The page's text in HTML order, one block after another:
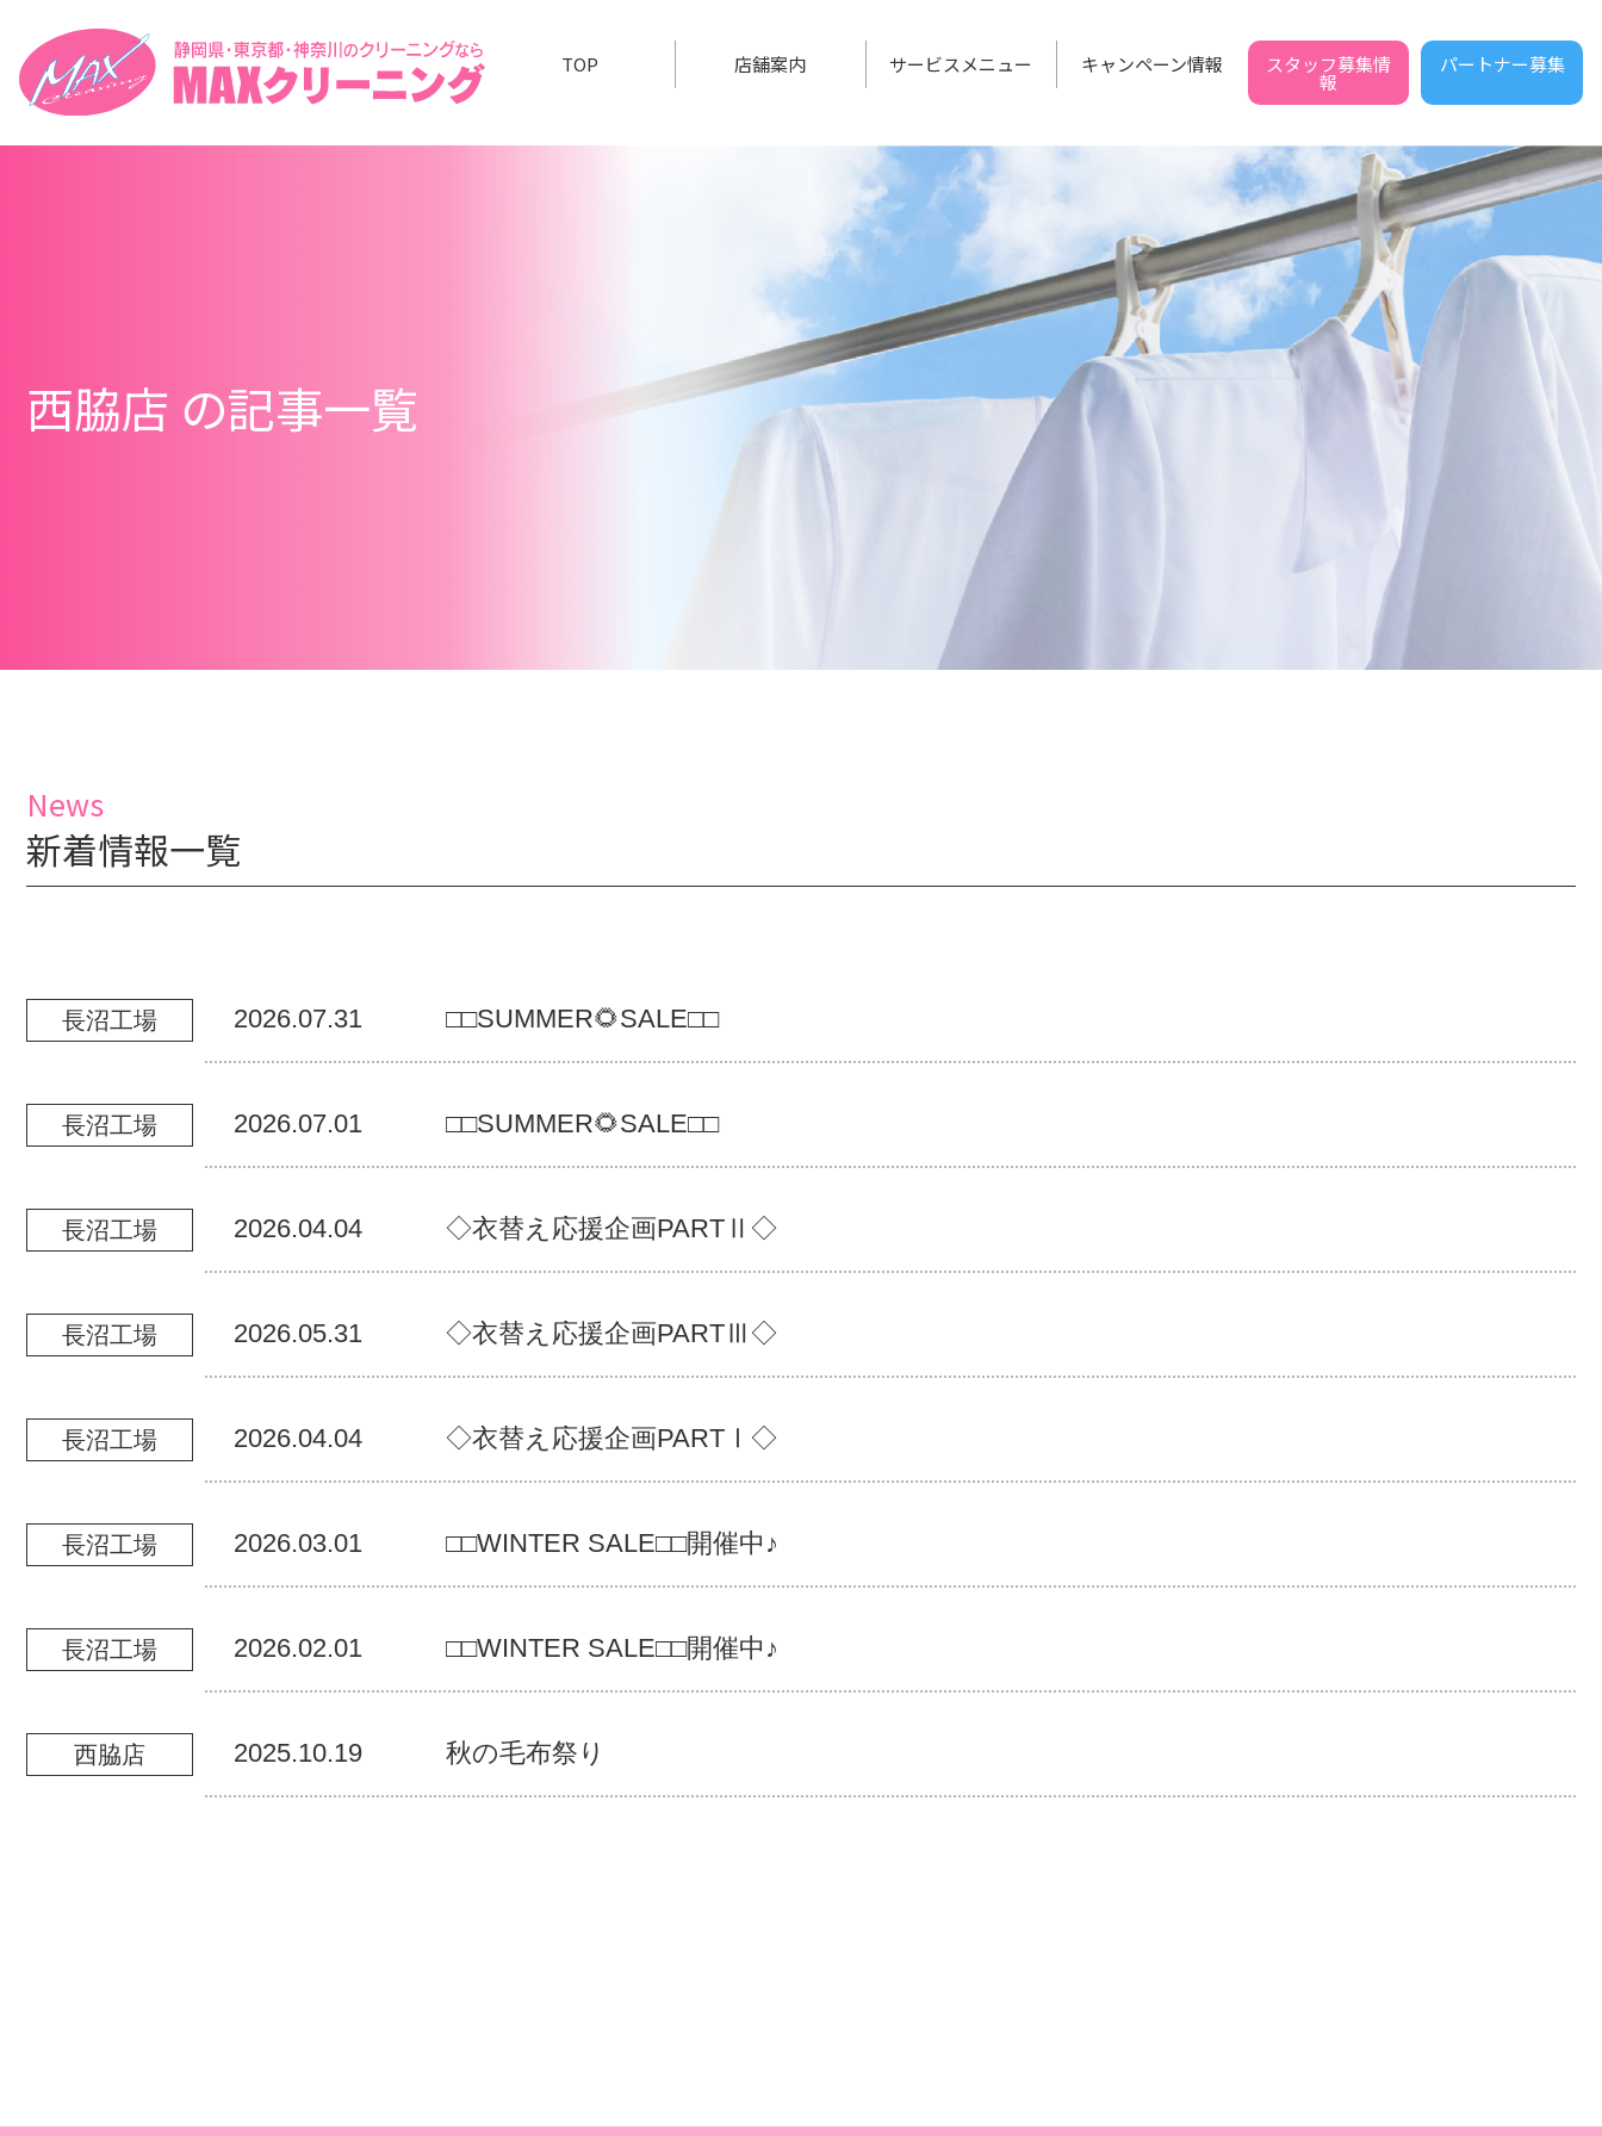
TOP 店舗案内 サービスメニュー キャンペーン情報 スタッフ募集情
報
パートナー募集
西脇店 の記事一覧
News
新着情報一覧
長沼工場 2026.07.31 □□SUMMER🌻SALE□□
長沼工場 2026.07.01 □□SUMMER🌻SALE□□
長沼工場 2026.04.04 ◇衣替え応援企画PARTⅡ◇
長沼工場 2026.05.31 ◇衣替え応援企画PARTⅢ◇
長沼工場 2026.04.04 ◇衣替え応援企画PARTⅠ◇
長沼工場 2026.03.01 □□WINTER SALE□□開催中♪
長沼工場 2026.02.01 □□WINTER SALE□□開催中♪
西脇店 2025.10.19 秋の毛布祭り